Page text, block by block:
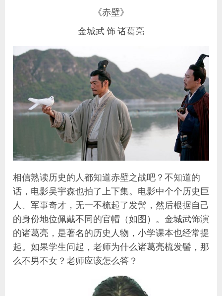
《赤壁》
金城武 饰 诸葛亮
相信熟读历史的人都知道赤壁之战吧？不知道的
话，电影吴宇森也拍了上下集。电影中个个历史巨
人、军事奇才，无一不梳起了发髻，然后根据自己
的身份地位佩戴不同的官帽（如图）。金城武饰演
的诸葛亮，是著名的历史人物，小学课本也经常提
起。如果学生问起，老师为什么诸葛亮梳发髻，那
么不男不女？老师应该怎么答？